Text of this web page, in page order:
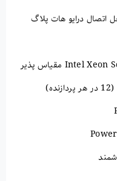
قابل جابجایی با 4 محل اتصال درایو هات پلاگ